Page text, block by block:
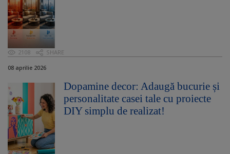
2108 SHARE
08 aprilie 2026
Dopamine decor: Adaugă bucurie și
personalitate casei tale cu proiecte
DIY simplu de realizat!